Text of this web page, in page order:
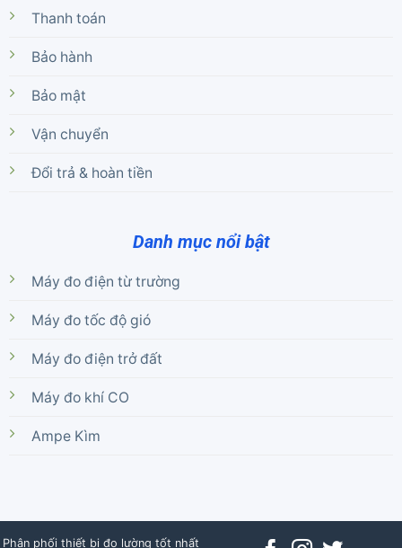
Thanh toán
Bảo hành
Bảo mật
Vận chuyển
Đổi trả & hoàn tiền
Danh mục nổi bật
Máy đo điện từ trường
Máy đo tốc độ gió
Máy đo điện trở đất
Máy đo khí CO
Ampe Kìm
Phân phối thiết bị đo lường tốt nhất